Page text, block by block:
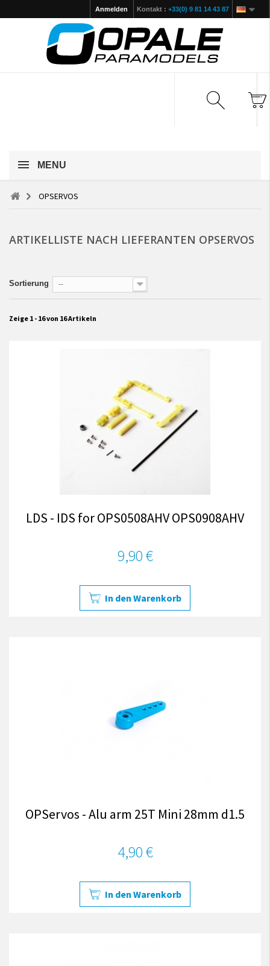
Kontakt : +33(0) 9 81 14 43 87
Anmelden
MENU
OPSERVOS
ARTIKELLISTE NACH LIEFERANTEN OPSERVOS
Sortierung --
Zeige 1 - 16 von 16 Artikeln
LDS - IDS for OPS0508AHV OPS0908AHV
9,90 €
In den Warenkorb
OPServos - Alu arm 25T Mini 28mm d1.5
4,90 €
In den Warenkorb